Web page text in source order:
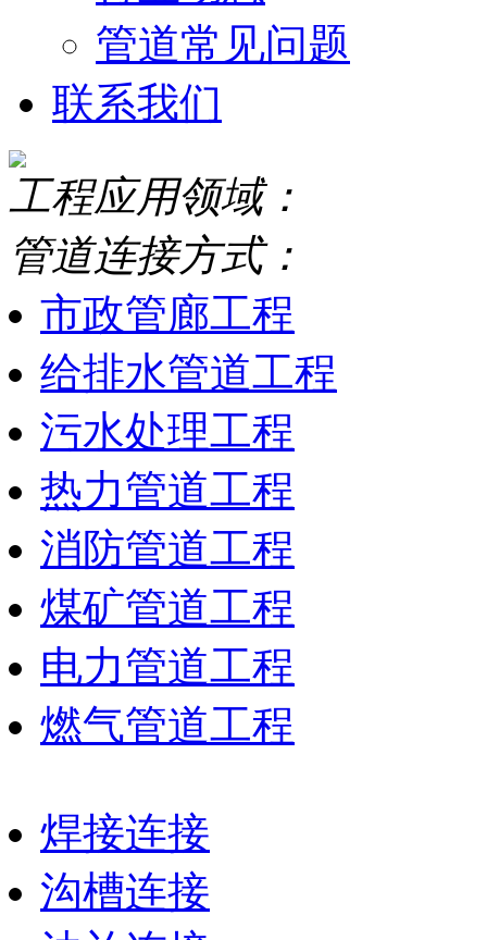
管道常见问题
联系我们
工程应用领域：
管道连接方式：
市政管廊工程
给排水管道工程
污水处理工程
热力管道工程
消防管道工程
煤矿管道工程
电力管道工程
燃气管道工程
焊接连接
沟槽连接